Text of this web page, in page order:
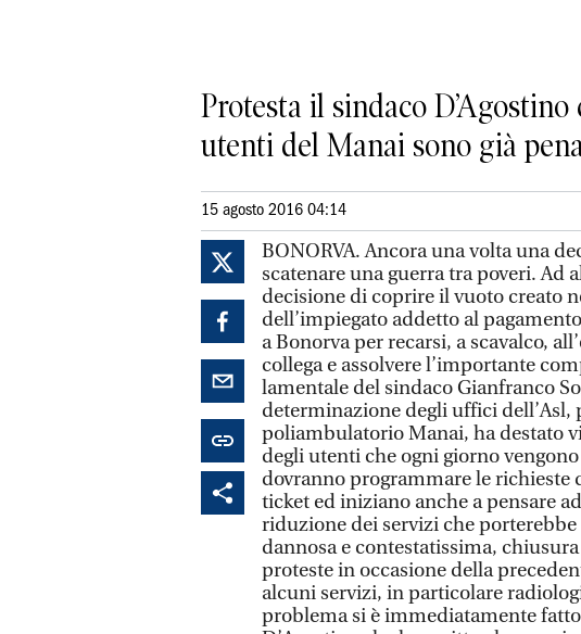
Protesta il sindaco
utenti del Manai sono già
15 agosto 2016 04:14
BONORVA. Ancora una volta una
scatenare una guerra tra poveri. Ad
decisione di coprire il vuoto creato
dell’impiegato addetto al
a Bonorva per recarsi, a scavalco,
collega e assolvere l’importante
lamentale del sindaco Gianfranco
determinazione degli uffici dell’Asl,
poliambulatorio Manai, ha destato
degli utenti che ogni giorno
dovranno programmare le
ticket ed iniziano anche a pensare
riduzione dei servizi che
dannosa e contestatissima,
proteste in occasione della
alcuni servizi, in particolare
problema si è immediatamente